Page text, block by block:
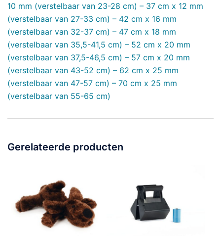
10 mm (verstelbaar van 23-28 cm) – 37 cm x 12 mm
(verstelbaar van 27-33 cm) – 42 cm x 16 mm
(verstelbaar van 32-37 cm) – 47 cm x 18 mm
(verstelbaar van 35,5-41,5 cm) – 52 cm x 20 mm
(verstelbaar van 37,5-46,5 cm) – 57 cm x 20 mm
(verstelbaar van 43-52 cm) – 62 cm x 25 mm
(verstelbaar van 47-57 cm) – 70 cm x 25 mm
(verstelbaar van 55-65 cm)
Gerelateerde producten